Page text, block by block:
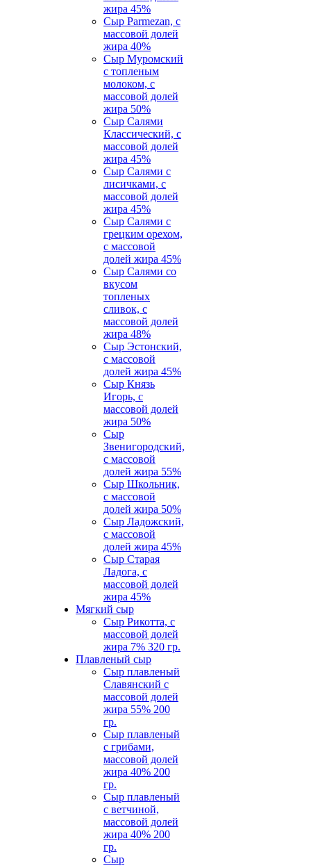
жира 45%
Сыр Parmezan, c
массовой долей
жира 40%
Сыр Муромский
с топленым
молоком, с
массовой долей
жира 50%
Сыр Салями
Классический, c
массовой долей
жира 45%
Сыр Салями с
лисичками, с
массовой долей
жира 45%
Сыр Салями с
грецким орехом,
с массовой
долей жира 45%
Сыр Салями со
вкусом
топленых
сливок, с
массовой долей
жира 48%
Сыр Эстонский,
с массовой
долей жира 45%
Сыр Князь
Игорь, c
массовой долей
жира 50%
Сыр
Звенигородский,
с массовой
долей жира 55%
Сыр Школьник,
с массовой
долей жира 50%
Сыр Ладожский,
с массовой
долей жира 45%
Сыр Старая
Ладога, с
массовой долей
жира 45%
Мягкий сыр
Сыр Рикотта, c
массовой долей
жира 7% 320 гр.
Плавленый сыр
Сыр плавленый
Славянский с
массовой долей
жира 55% 200
гр.
Сыр плавленый
с грибами,
массовой долей
жира 40% 200
гр.
Сыр плавленый
с ветчиной,
массовой долей
жира 40% 200
гр.
Сыр